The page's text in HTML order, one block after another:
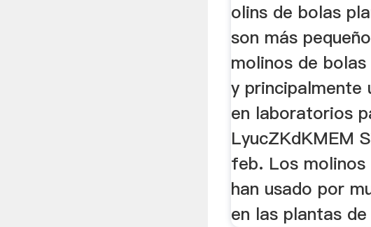
olins de bolas
son más
molinos de
y principalmente
en laboratorios
LyucZKdKMEM
feb. Los molinos
han usado por
en las plantas de